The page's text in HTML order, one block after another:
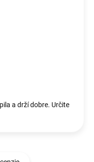
a drží dobre. Určite